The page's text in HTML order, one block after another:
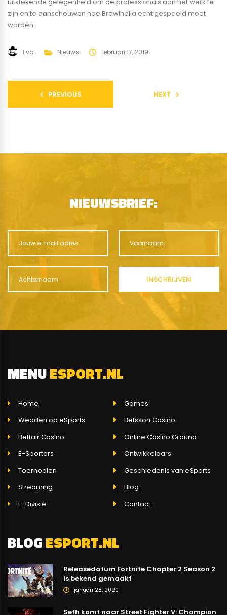
zijn en te aanschouwen hoe Brawlhalla echt gespeeld moet
worden.
Eva Nieuws februari 17, 2019
PREVIOUS NEXT
NIEUWSBRIEF:
MENUESPORT.NL
Home
Games
Wedden op eSports
Betsson Casino
Betfair Casino
Online Casino Ground
E-Sporters
Ontwikkelaars
Toernooien
Geschiedenis van eSports
Streaming
Blog
E-Divisie
Contact
BLOGESPORT.NL
Releasedatum Fortnite Chapter 2 Season 2
is bekend gemaakt
januari 28, 2020
Seth komt naar Street Fighter V: Champion